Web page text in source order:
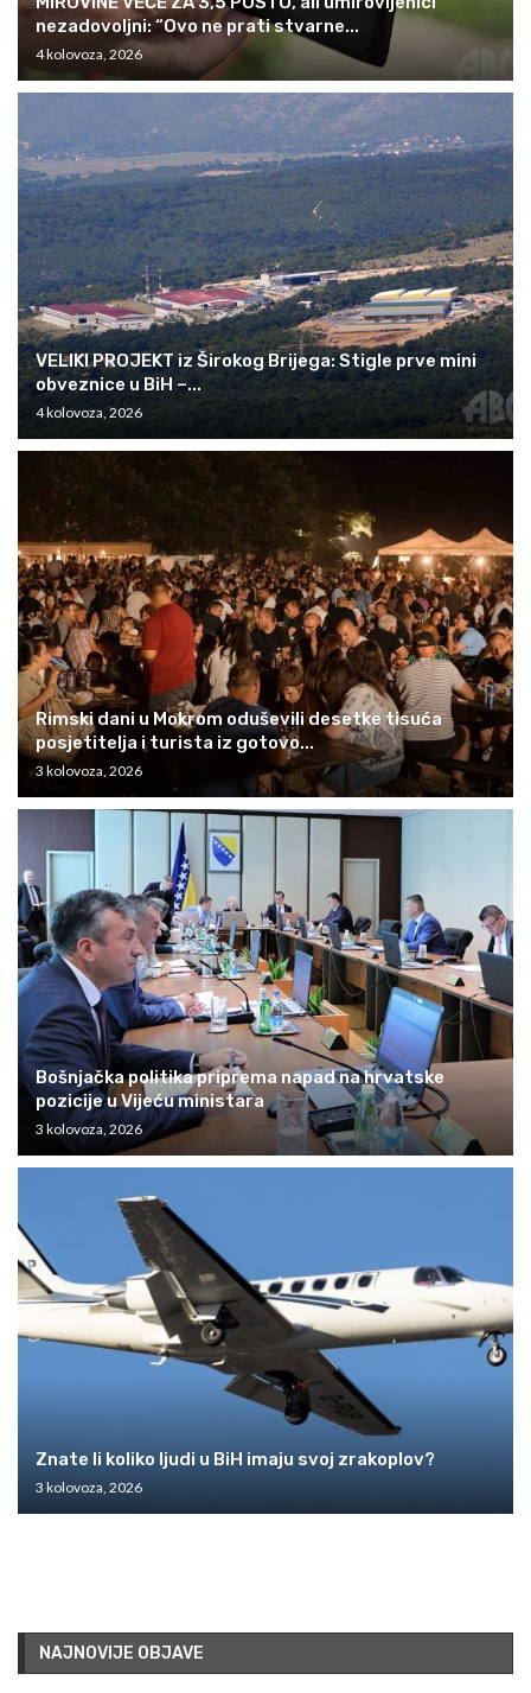
nezadovoljni: “Ovo ne prati stvarne...
4 kolovoza, 2026
VELIKI PROJEKT iz Širokog Brijega: Stigle prve mini
obveznice u BiH –...
4 kolovoza, 2026
Rimski dani u Mokrom oduševili desetke tisuća
posjetitelja i turista iz gotovo...
3 kolovoza, 2026
Bošnjačka politika priprema napad na hrvatske
pozicije u Vijeću ministara
3 kolovoza, 2026
Znate li koliko ljudi u BiH imaju svoj zrakoplov?
3 kolovoza, 2026
NAJNOVIJE OBJAVE